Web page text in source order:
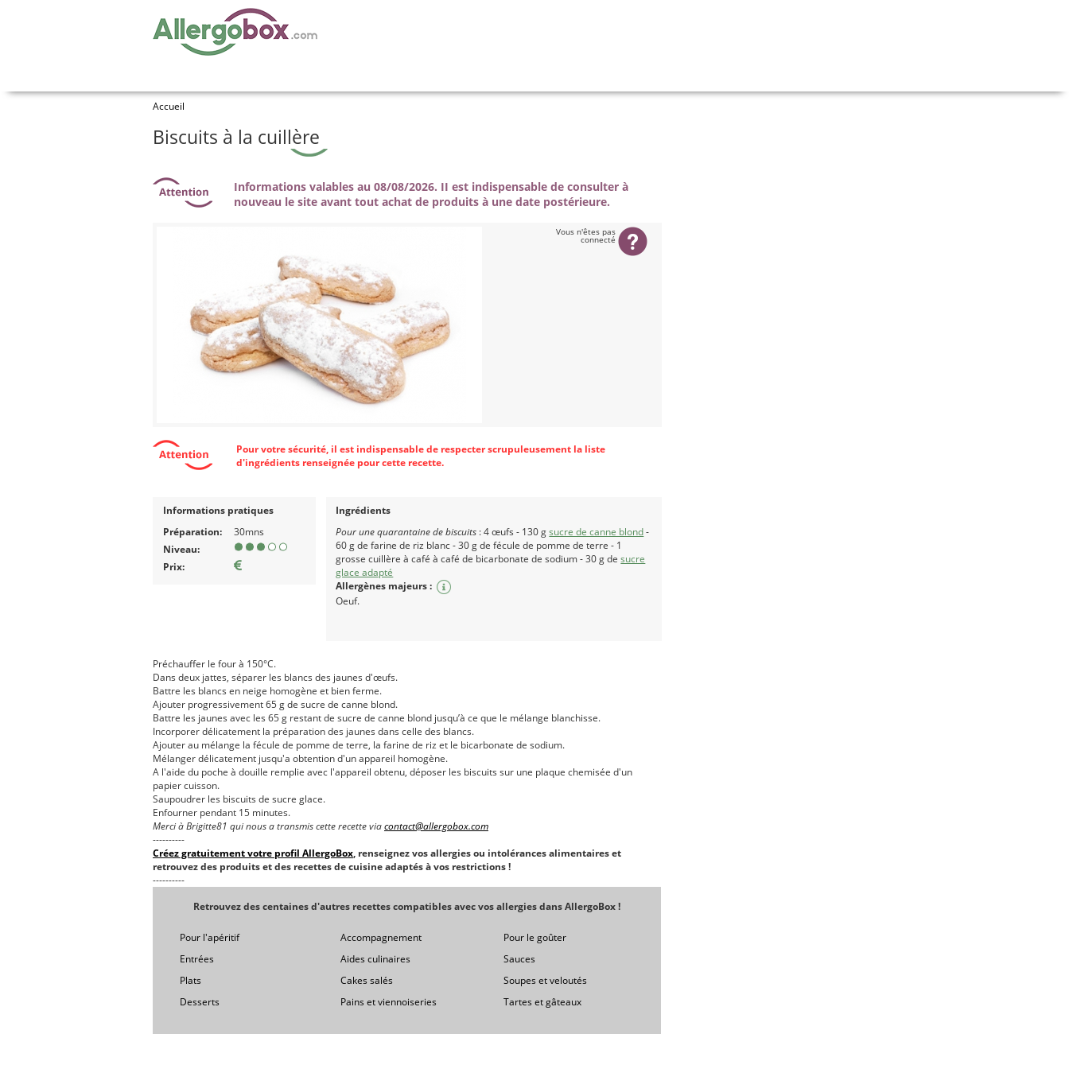
Accueil
Biscuits à la cuillère
Informations valables au 08/08/2026. II est indispensable de consulter à
nouveau le site avant tout achat de produits à une date postérieure.
Vous n'êtes pas
connecté
Pour votre sécurité, il est indispensable de respecter scrupuleusement la liste
d'ingrédients renseignée pour cette recette.
Informations pratiques
Préparation:
30mns
Niveau:
Prix:
Ingrédients
Pour une quarantaine de biscuits : 4 œufs - 130 gsucre de canne blond-
60 g de farine de riz blanc - 30 g de fécule de pomme de terre - 1
grosse cuillère à café à café de bicarbonate de sodium - 30 g desucre
glace adapté
Allergènes majeurs :
Oeuf.
Préchauffer le four à 150°C.
Dans deux jattes, séparer les blancs des jaunes d'œufs.
Battre les blancs en neige homogène et bien ferme.
Ajouter progressivement 65 g de sucre de canne blond.
Battre les jaunes avec les 65 g restant de sucre de canne blond jusqu’à ce que le mélange blanchisse.
Incorporer délicatement la préparation des jaunes dans celle des blancs.
Ajouter au mélange la fécule de pomme de terre, la farine de riz et le bicarbonate de sodium.
Mélanger délicatement jusqu'a obtention d'un appareil homogène.
A l'aide du poche à douille remplie avec l'appareil obtenu, déposer les biscuits sur une plaque chemisée d'un
papier cuisson.
Saupoudrer les biscuits de sucre glace.
Enfourner pendant 15 minutes.
Merci à Brigitte81 qui nous a transmis cette recette viacontact@allergobox.com
----------
Créez gratuitement votre profil AllergoBox, renseignez vos allergies ou intolérances alimentaires et
retrouvez des produits et des recettes de cuisine adaptés à vos restrictions !
----------
Retrouvez des centaines d'autres recettes compatibles avec vos allergies dans AllergoBox !
Pour l'apéritif Accompagnement
Pour le goûter
Entrées
Aides culinaires
Sauces
Plats
Cakes salés
Soupes et veloutés
Desserts
Pains et viennoiseries Tartes et gâteaux